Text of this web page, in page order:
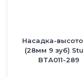
Насадка-
(28мм 9 зуб)
BTA011-289